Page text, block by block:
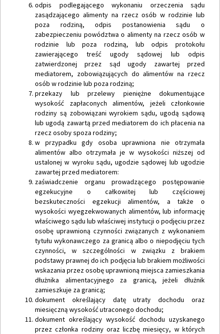
odpis podlegającego wykonaniu orzeczenia sądu
zasądzającego alimenty na rzecz osób w rodzinie lub
poza rodziną, odpis postanowienia sądu o
zabezpieczeniu powództwa o alimenty na rzecz osób w
rodzinie lub poza rodziną, lub odpis protokołu
zawierającego treść ugody sądowej lub odpis
zatwierdzonej przez sąd ugody zawartej przed
mediatorem, zobowiązujących do alimentów na rzecz
osób w rodzinie lub poza rodziną;
przekazy lub przelewy pieniężne dokumentujące
wysokość zapłaconych alimentów, jeżeli członkowie
rodziny są zobowiązani wyrokiem sądu, ugodą sądową
lub ugodą zawartą przed mediatorem do ich płacenia na
rzecz osoby spoza rodziny;
w przypadku gdy osoba uprawniona nie otrzymała
alimentów albo otrzymała je w wysokości niższej od
ustalonej w wyroku sądu, ugodzie sądowej lub ugodzie
zawartej przed mediatorem:
zaświadczenie organu prowadzącego postępowanie
egzekucyjne o całkowitej lub częściowej
bezskuteczności egzekucji alimentów, a także o
wysokości wyegzekwowanych alimentów, lub informację
właściwego sądu lub właściwej instytucji o podjęciu przez
osobę uprawnioną czynności związanych z wykonaniem
tytułu wykonawczego za granicą albo o niepodjęciu tych
czynności, w szczególności w związku z brakiem
podstawy prawnej do ich podjęcia lub brakiem możliwości
wskazania przez osobę uprawnioną miejsca zamieszkania
dłużnika alimentacyjnego za granicą, jeżeli dłużnik
zamieszkuje za granicą;
dokument określający datę utraty dochodu oraz
miesięczną wysokość utraconego dochodu;
dokument określający wysokość dochodu uzyskanego
przez członka rodziny oraz liczbę miesięcy, w których